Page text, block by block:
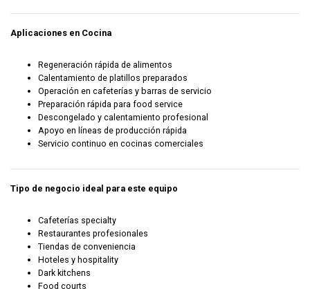
Aplicaciones en Cocina
Regeneración rápida de alimentos
Calentamiento de platillos preparados
Operación en cafeterías y barras de servicio
Preparación rápida para food service
Descongelado y calentamiento profesional
Apoyo en líneas de producción rápida
Servicio continuo en cocinas comerciales
Tipo de negocio ideal para este equipo
Cafeterías specialty
Restaurantes profesionales
Tiendas de conveniencia
Hoteles y hospitality
Dark kitchens
Food courts